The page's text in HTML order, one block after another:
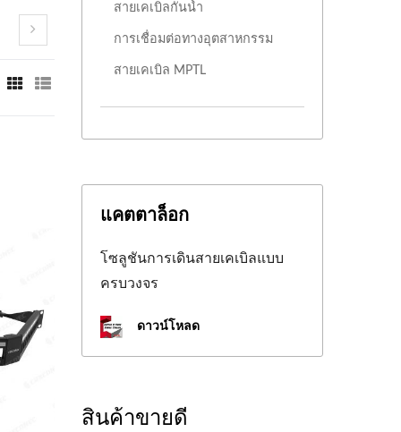
สายเคเบิลกันน้ำ
การเชื่อมต่อทางอุตสาหกรรม
สายเคเบิล MPTL
แคตตาล็อก
โซลูชันการเดินสายเคเบิลแบบ
ครบวงจร
ดาวน์โหลด
สินค้าขายดี